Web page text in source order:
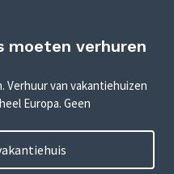
moeten verhuren
Verhuur van vakantiehuizen
Europa. Geen